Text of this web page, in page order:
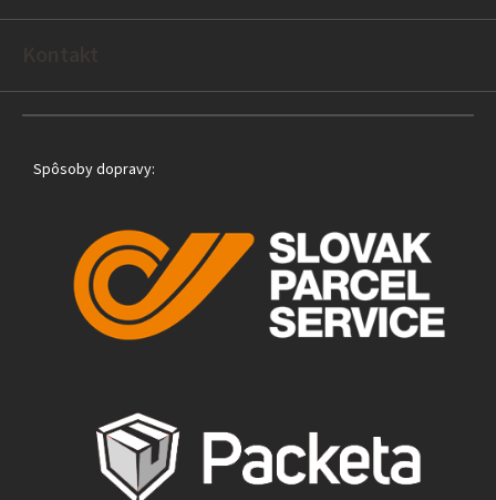
i
Spôsoby dopravy: